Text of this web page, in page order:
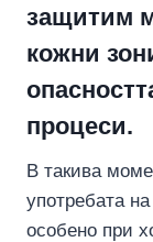
защитим
кожни
процеси.
В такива
употребата
особено при